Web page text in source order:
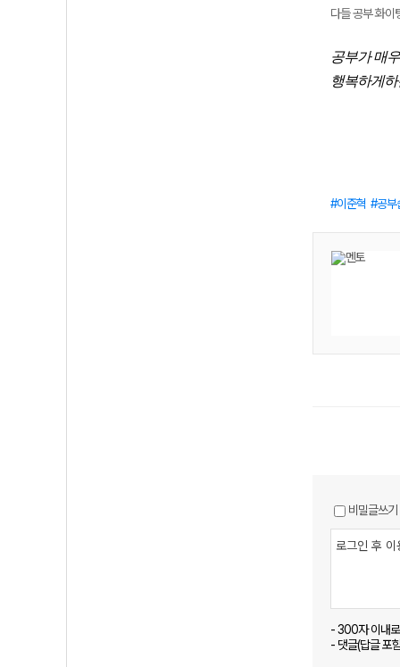
다들 공부 화이
공부가 매
행복하게
이준혁 공부
비밀글쓰기
- 300자 이내
- 댓글(답글 포